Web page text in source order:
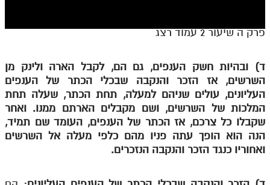
חלק יג
חלק יד
חלק טו
חלק ט"ז
פרק ה שיעור 2 עמוד רצג
ד) ובהיות חשק הענפים, גם הם, לקבל הארה ולינק מן
השרשים, אז הזכר והנקבה שבכלי הכתר של הענפים
העליונים, עולים שניהם למעלה, תחת הכתר, שעלה תחת
המלכות של השרשים, ושם מקבלים הארתם ממנו. ואחר
שקבלו כל צרכם, אז הכתר של הענפים, העומד שם תמיד,
הנה הוא הופך עתה פניו מהם כלפי מעלה אל השרשים
ואחוריו כנגד הזכר והנקבה הנזכרים.